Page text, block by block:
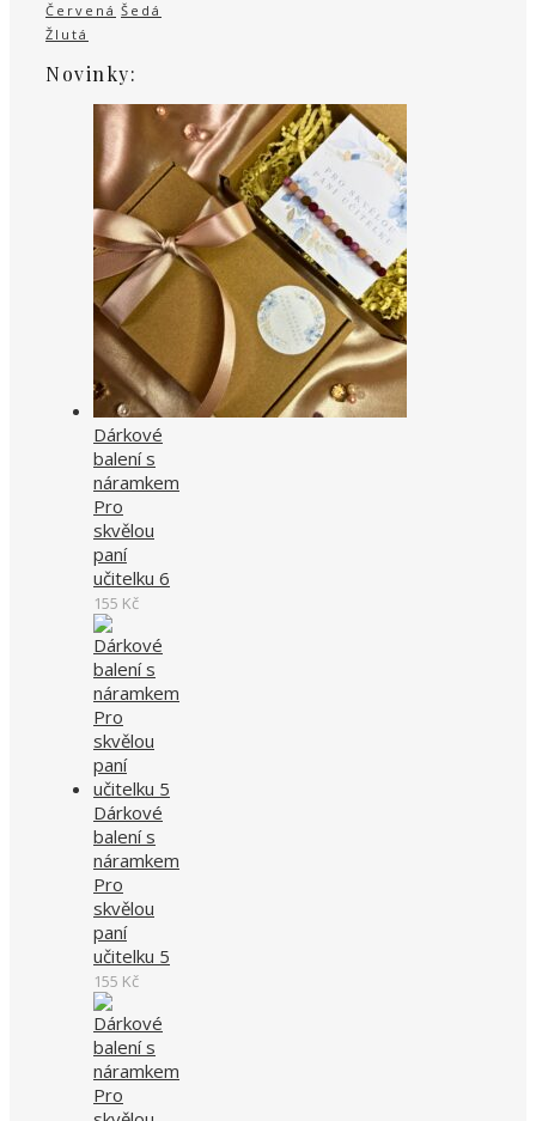
Červená Šedá
Žlutá
Novinky:
Dárkové
balení s
náramkem
Pro
skvělou
paní
učitelku 6
155 Kč
Dárkové
balení s
náramkem
Pro
skvělou
paní
učitelku 5
155 Kč